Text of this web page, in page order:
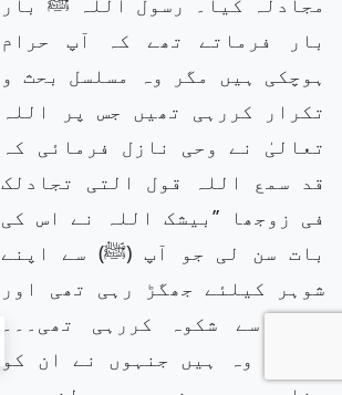
بار فرماتے تھے کہ آپ حرام
ہوچکی ہیں مگر وہ مسلسل بحث و
تکرار کررہی تھیں جس پر اللہ
تعالیٰ نے وحی نازل فرمائی کہ
قد سمع اللہ قول التی تجادلک
فی زوجھا ’’بیشک اللہ نے اس کی
بات سن لی جو آپ (ﷺ) سے اپنے
شوہر کیلئے جھگڑ رہی تھی اور
اللہ سے شکوہ کررہی تھی۔۔۔
مائیں وہ ہیں جنہوں نے ان کو